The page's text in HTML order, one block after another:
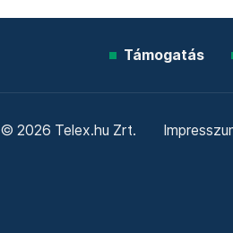
Támogatás
© 2026 Telex.hu Zrt.